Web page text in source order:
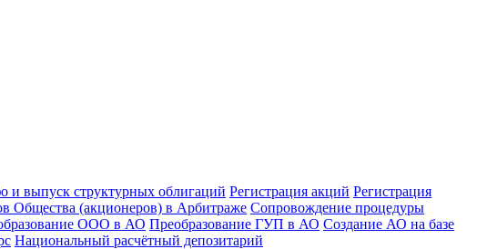
и выпуск структурных облигаций Регистрация акций Регистрация
Общества (акционеров) в Арбитраже Сопровождение процедуры
ООО в АО Преобразование ГУП в АО Создание АО на базе
Национальный расчётный депозитарий